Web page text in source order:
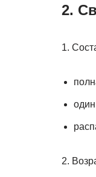
2.
1.
2.